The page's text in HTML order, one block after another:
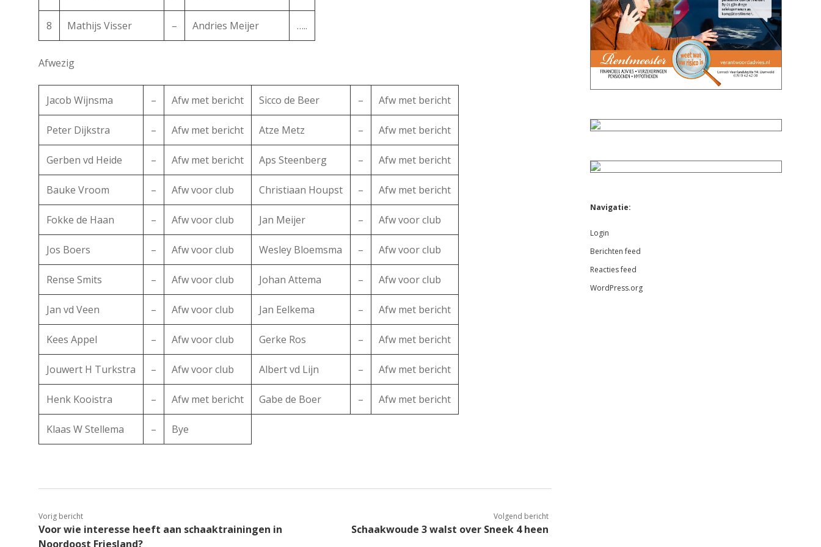
8 Mathijs Visser – Andries Meijer …..
Afwezig
Jacob Wijnsma – Afw met bericht Sicco de Beer – Afw met bericht
Peter Dijkstra – Afw met bericht Atze Metz – Afw met bericht
Gerben vd Heide – Afw met bericht Aps Steenberg – Afw met bericht
Bauke Vroom – Afw voor club Christiaan Houpst – Afw met bericht
Fokke de Haan – Afw voor club Jan Meijer – Afw voor club
Jos Boers – Afw voor club Wesley Bloemsma – Afw voor club
Rense Smits – Afw voor club Johan Attema – Afw voor club
Jan vd Veen – Afw voor club Jan Eelkema – Afw met bericht
Kees Appel – Afw voor club Gerke Ros – Afw met bericht
Jouwert H Turkstra – Afw voor club Albert vd Lijn – Afw met bericht
Henk Kooistra – Afw met bericht Gabe de Boer – Afw met bericht
Klaas W Stellema – Bye
Vorig bericht
Voor wie interesse heeft aan schaaktrainingen in
Noordoost Friesland?
Volgend bericht
Schaakwoude 3 walst over Sneek 4 heen
Navigatie:
Login
Berichten feed
Reacties feed
WordPress.org